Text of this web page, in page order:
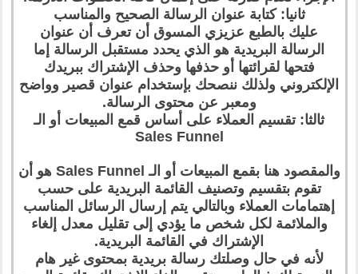
ثانيا: كتابة عنوان الرسالة الصحيح والمناسب
عليك بالطبع عزيزي المسوق أن تعرف أن عنوان
الرسالة البريدية هو الذي يحدد مستقبل الرسالة إما
فتحها لقرائتها أو حذفها وحذف الإشتراك ببريدك
الإلكتروني ولذلك ننصحك بإستخدام عنوان قصير وواضح
ومعبر عن محتوى الرسالة.
ثالثا: تقسيم العملاء على أساس قمع المبيعات أو الـ
Sales Funnel
والمقصود هنا بقمع المبيعات أو الـ Sales Funnel هو أن
تقوم بتقسيم وتصنيف القائمة البريدية على حسب
إهتمامات العملاء وبالتالي يتم إرسال الرسائل المناسب
والملائمة لكل شخص ما يؤدي إلى تقليل معدل إلغاء
الإشتراك في القائمة البريدية.
لأنه في حال وصلتك رسالة بريدية بمحتوى غير هام